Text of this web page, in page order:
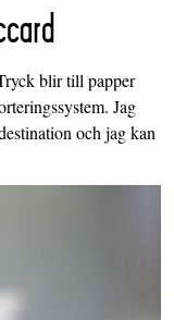
blir till papper
Jag
och jag kan